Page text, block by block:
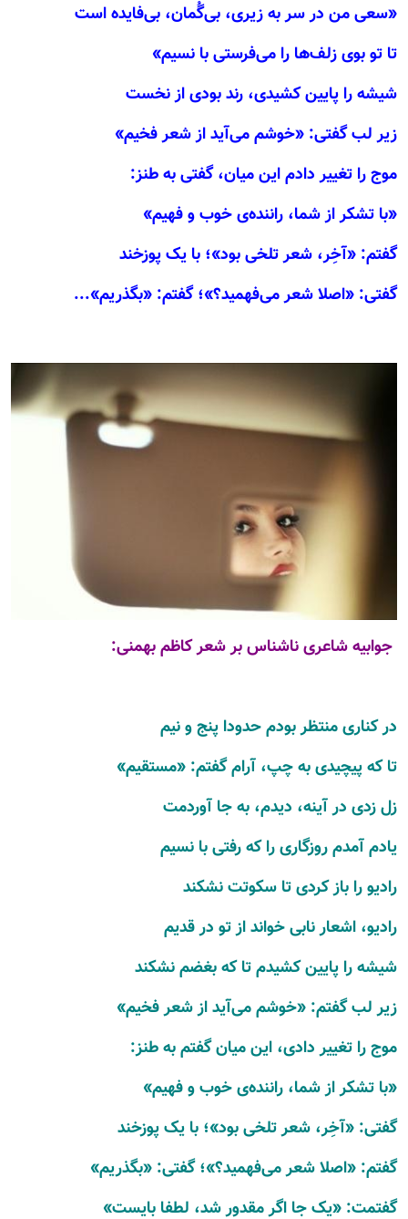
«سعی من در سر به زیری، بی‌گُمان، بی‌فایده است
تا تو بوی زلف‌ها را می‌فرستی با نسیم»
شیشه را پایین کشیدی، رند بودی از نخست
زیر لب گفتی: «خوشم می‌آید از شعر فخیم»
موج را تغییر دادم این میان، گفتی به طنز:
«با تشکر از شما، راننده‌ی خوب و فهیم»
گفتم: «آخِر، شعر تلخی بود»؛ با یک پوزخند
گفتی: «اصلا شعر می‌فهمید؟»؛ گفتم: «بگذریم»...
جوابیه شاعری ناشناس بر شعر کاظم بهمنی:
در کناری منتظر بودم حدودا پنج و نیم
تا که پیچیدی به چپ، آرام گفتم: «مستقیم»
زل زدی در آینه، دیدم، به جا آوردمت
یادم آمدم روزگاری را که رفتی با نسیم
رادیو را باز کردی تا سکوتت نشکند
رادیو، اشعار نابی خواند از تو در قدیم
شیشه را پایین کشیدم تا که بغضم نشکند
زیر لب گفتم: «خوشم می‌آید از شعر فخیم»
موج را تغییر دادی، این میان گفتم به طنز:
«با تشکر از شما، راننده‌ی خوب و فهیم»
گفتی: «آخِر، شعر تلخی بود»؛ با یک پوزخند
گفتم: «اصلا شعر می‌فهمید؟»؛ گفتی: «بگذریم»
گفتمت: «یک جا اگر مقدور شد، لطفا بایست»